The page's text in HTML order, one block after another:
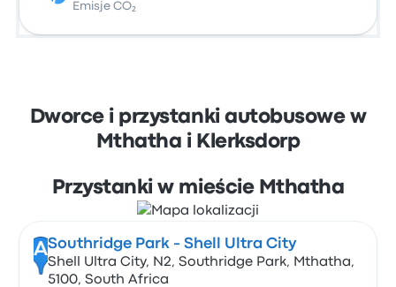
Emisje CO₂
Dworce i przystanki autobusowe w
Mthatha i Klerksdorp
Przystanki w mieście Mthatha
ASouthridge Park - Shell Ultra City
Shell Ultra City, N2, Southridge Park, Mthatha,
5100, South Africa